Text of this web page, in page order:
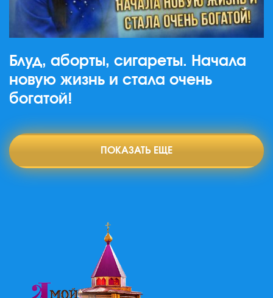
Блуд, аборты, сигареты. Начала
новую жизнь и стала очень
богатой!
ПОКАЗАТЬ ЕЩЕ